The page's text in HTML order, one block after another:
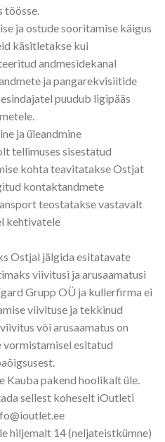
töösse.
ja ostude sooritamise käigus
käsitletakse kui
andmesidekanal
ja pangarekvisiitide
puudub ligipääs
ja üleandmine
tellimuses sisestatud
kohta teavitatakse Ostjat
kontaktandmete
teostatakse vastavalt
kehtivatele
Ostjal jälgida esitatavate
viivitusi ja arusaamatusi
Grupp OÜ ja kullerfirma ei
viivituse ja tekkinud
või arusaamatus on
esitatud
Kauba pakend hoolikalt üle.
sellest koheselt iOutleti
hiljemalt 14 (neljateistkümne)